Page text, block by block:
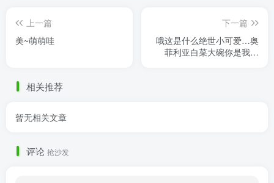
上一篇
美~萌萌哇
下一篇
哦这是什么绝世小可爱…奥
菲利亚白菜大碗你是我的
相关推荐
暂无相关文章
评论 抢沙发